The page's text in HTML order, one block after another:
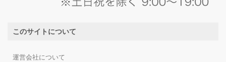
このサイトについて
運営会社について